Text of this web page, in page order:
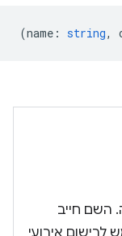
(name : string,
השם חייב
לרישום אירועי